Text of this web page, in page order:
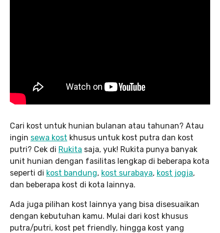
Cari kost untuk hunian bulanan atau tahunan? Atau
ingin sewa kost khusus untuk kost putra dan kost
putri? Cek di Rukita saja, yuk! Rukita punya banyak
unit hunian dengan fasilitas lengkap di beberapa kota
seperti di kost bandung, kost surabaya, kost jogja,
dan beberapa kost di kota lainnya.
Ada juga pilihan kost lainnya yang bisa disesuaikan
dengan kebutuhan kamu. Mulai dari kost khusus
putra/putri, kost pet friendly, hingga kost yang